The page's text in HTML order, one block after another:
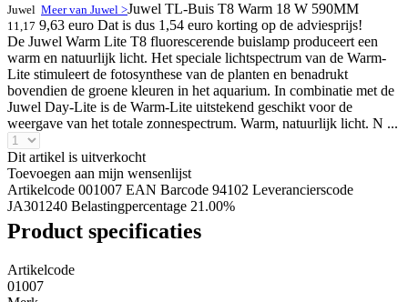
Juwel Meer van Juwel >Juwel TL-Buis T8 Warm 18 W 590MM
11,17 9,63 euro Dat is dus 1,54 euro korting op de adviesprijs!
De Juwel Warm Lite T8 fluorescerende buislamp produceert een
warm en natuurlijk licht. Het speciale lichtspectrum van de Warm-
Lite stimuleert de fotosynthese van de planten en benadrukt
bovendien de groene kleuren in het aquarium. In combinatie met de
Juwel Day-Lite is de Warm-Lite uitstekend geschikt voor de
weergave van het totale zonnespectrum. Warm, natuurlijk licht. N ...
Dit artikel is uitverkocht
Toevoegen aan mijn wensenlijst
Artikelcode 001007 EAN Barcode 94102 Leverancierscode
JA301240 Belastingpercentage 21.00%
Product specificaties
Artikelcode
01007